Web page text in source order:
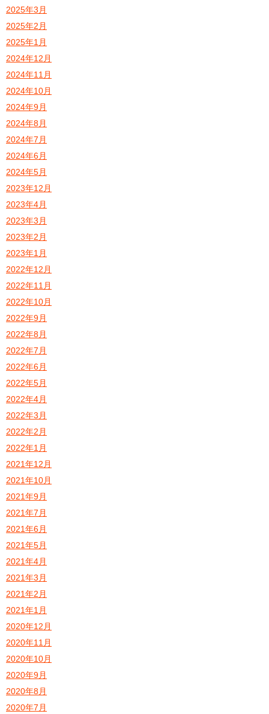
2025年3月
2025年2月
2025年1月
2024年12月
2024年11月
2024年10月
2024年9月
2024年8月
2024年7月
2024年6月
2024年5月
2023年12月
2023年4月
2023年3月
2023年2月
2023年1月
2022年12月
2022年11月
2022年10月
2022年9月
2022年8月
2022年7月
2022年6月
2022年5月
2022年4月
2022年3月
2022年2月
2022年1月
2021年12月
2021年10月
2021年9月
2021年7月
2021年6月
2021年5月
2021年4月
2021年3月
2021年2月
2021年1月
2020年12月
2020年11月
2020年10月
2020年9月
2020年8月
2020年7月